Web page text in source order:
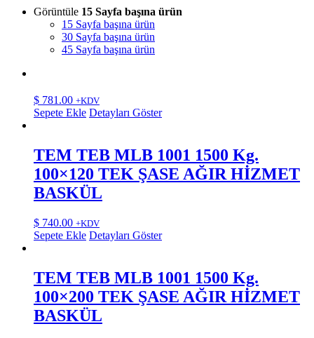
Görüntüle 15 Sayfa başına ürün
15 Sayfa başına ürün
30 Sayfa başına ürün
45 Sayfa başına ürün
$ 781.00 +KDV
Sepete Ekle Detayları Göster
TEM TEB MLB 1001 1500 Kg.
100×120 TEK ŞASE AĞIR HİZMET
BASKÜL
$ 740.00 +KDV
Sepete Ekle Detayları Göster
TEM TEB MLB 1001 1500 Kg.
100×200 TEK ŞASE AĞIR HİZMET
BASKÜL